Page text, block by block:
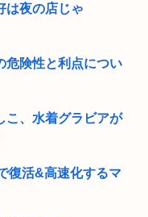
は夜の店じゃ
危険性と利点につい
こ、水着グラビアが
復活&高速化するマ